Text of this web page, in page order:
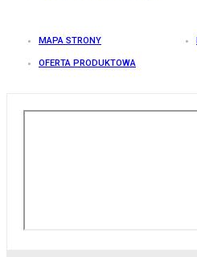
MAPA STRONY
OFERTA PRODUKTOWA